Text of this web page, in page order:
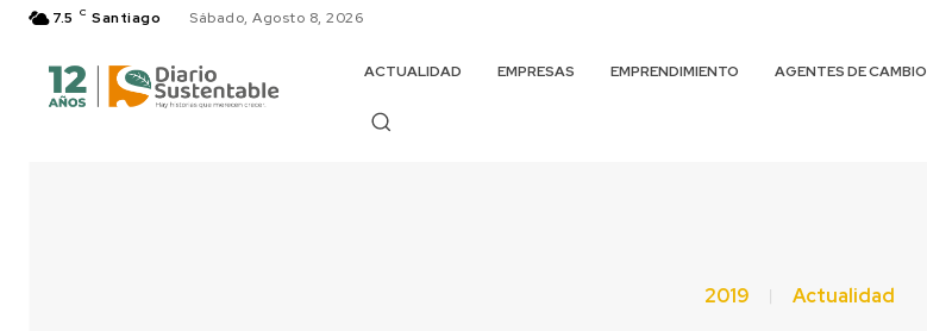
7.5 C Santiago Sábado, Agosto 8, 2026
ACTUALIDAD EMPRESAS EMPRENDIMIENTO AGENTES DE CAMBIO
2019 Actualidad